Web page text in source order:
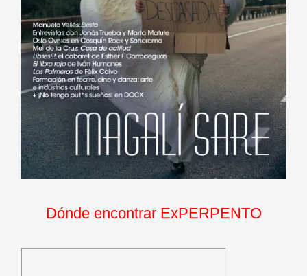
Dónde encontrar ExPERPENTO